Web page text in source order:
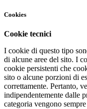
Cookies
Cookie tecnici
I cookie di questo tipo
di alcune aree del sito. I
cookie persistenti che
sito o alcune porzioni di
correttamente. Pertanto,
indipendentemente dalle
categoria vengono